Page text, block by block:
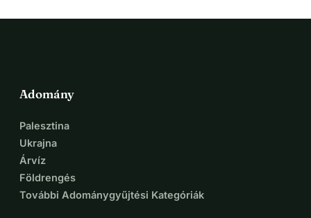
Adomány
Palesztina
Ukrajna
Árvíz
Földrengés
További Adománygyűjtési Kategóriák